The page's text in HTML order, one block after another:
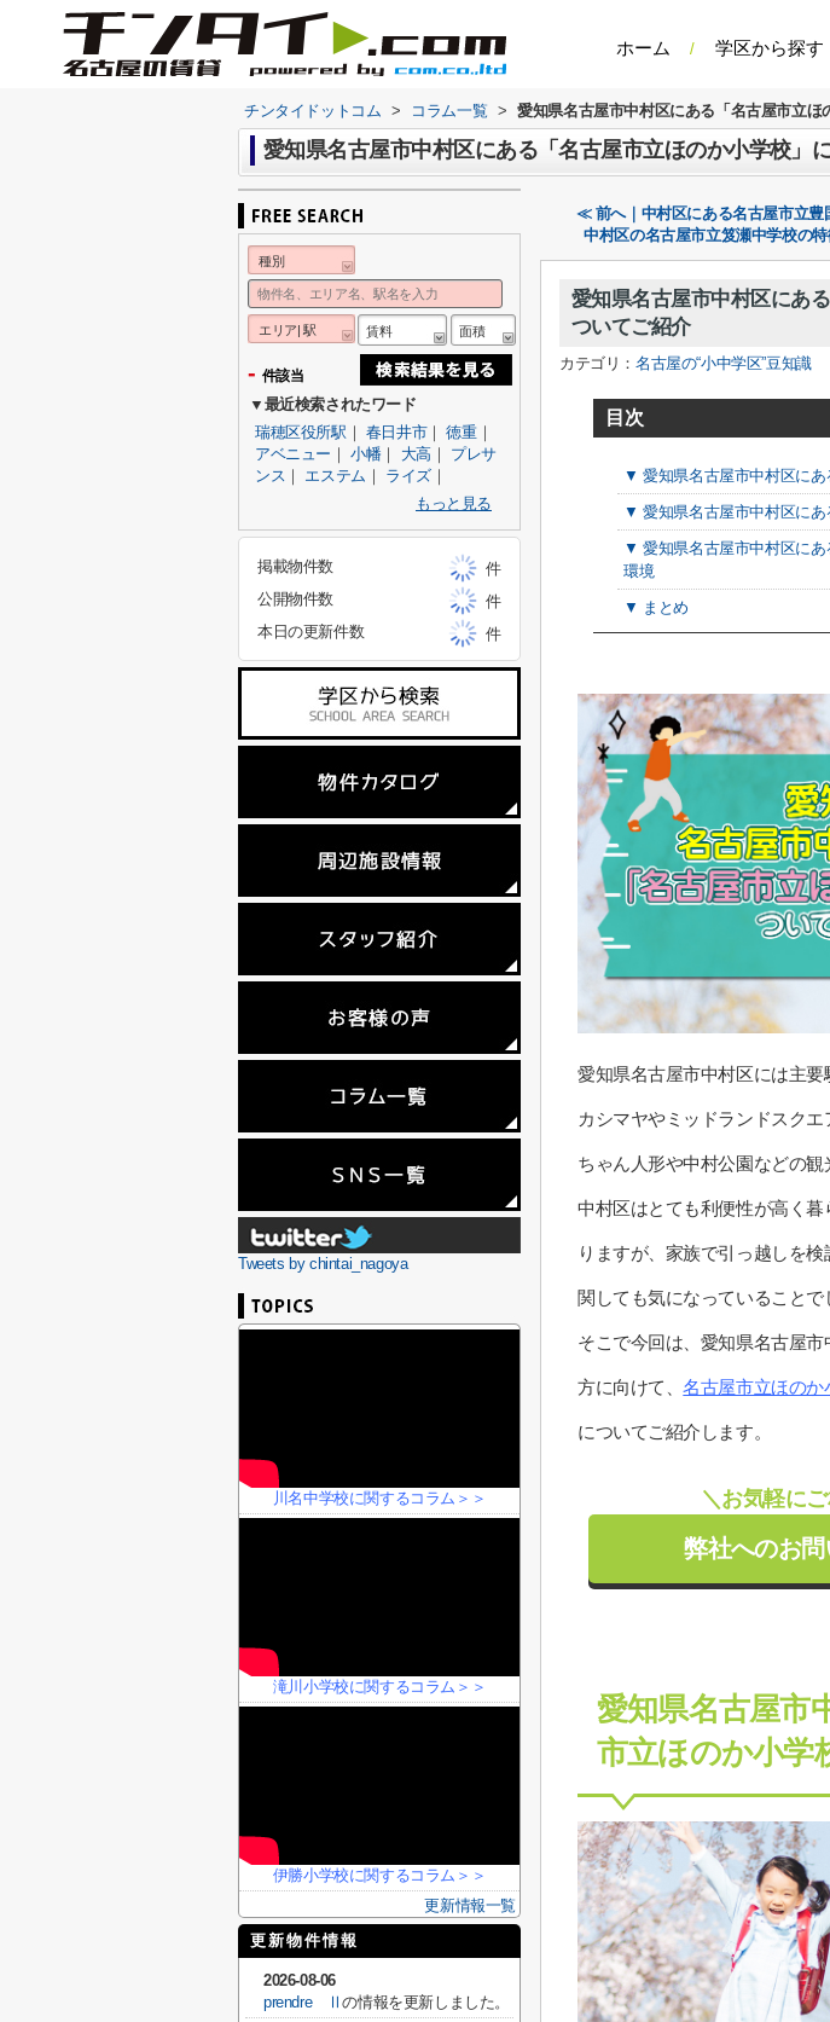
ホーム 学区から探す
チンタイドットコム > コラム一覧 > 愛知県名古屋市中村区にある「名古屋市立ほ
愛知県名古屋市中村区にある「名古屋市立ほのか小学校」
≪ 前へ｜中村区にある名古屋市立豊
中村区の名古屋市立笈瀬中学校の
愛知県名古屋市中村区にあ
ついてご紹介
カテゴリ：名古屋の“小中学区”豆知識
目次
▼ 愛知県名古屋市中村区に
▼ 愛知県名古屋市中村区に
▼ 愛知県名古屋市中村区にあ
環境
▼ まとめ
愛知県名古屋市中村区には主
カシマヤやミッドランドスク
ちゃん人形や中村公園などの観
中村区はとても利便性が高く
りますが、家族で引っ越しを
関しても気になっていることで
そこで今回は、愛知県名古屋
方に向けて、名古屋市立ほのか
についてご紹介します。
＼お気軽に
弊社へのお
愛知県名古屋市
市立ほのか小学
種別
エリア| 駅 賃料 面積
- 件該当
▼最近検索されたワード
瑞穂区役所駅 ｜ 春日井市｜徳重｜
アベニュー ｜小幡 ｜ 大高｜ プレサ
ンス ｜ エステム ｜ ライズ｜
もっと見る
掲載物件数
件
公開物件数
件
本日の更新件数
件
Tweets by chintai_nagoya
川名中学校に関するコラム＞＞
滝川小学校に関するコラム＞＞
伊勝小学校に関するコラム＞＞
更新情報一覧
更新物件情報
2026-08-06
prendre Ⅱの情報を更新しました。